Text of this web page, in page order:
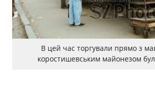
В цей час торгували прямо з
коростишевським майонезом